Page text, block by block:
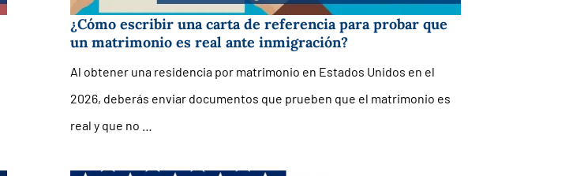
¿Cómo escribir una carta de referencia para probar que
un matrimonio es real ante inmigración?
Al obtener una residencia por matrimonio en Estados Unidos en el
2026, deberás enviar documentos que prueben que el matrimonio es
real y que no …